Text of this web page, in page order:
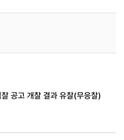
공고 개찰 결과 유찰(무응찰)